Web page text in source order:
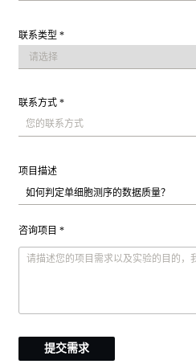
联系类型 *
联系方式 *
项目描述
咨询项目 *
提交需求